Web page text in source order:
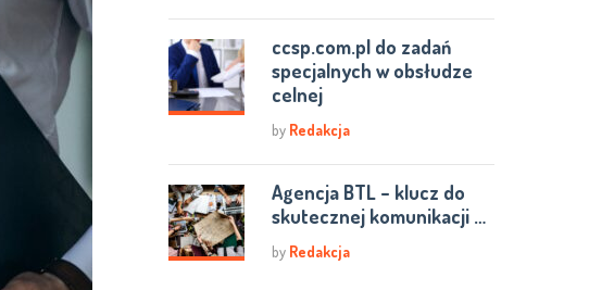
ccsp.com.pl do zadań
specjalnych w obsłudze
celnej
by Redakcja
Agencja BTL – klucz do
skutecznej komunikacji …
by Redakcja